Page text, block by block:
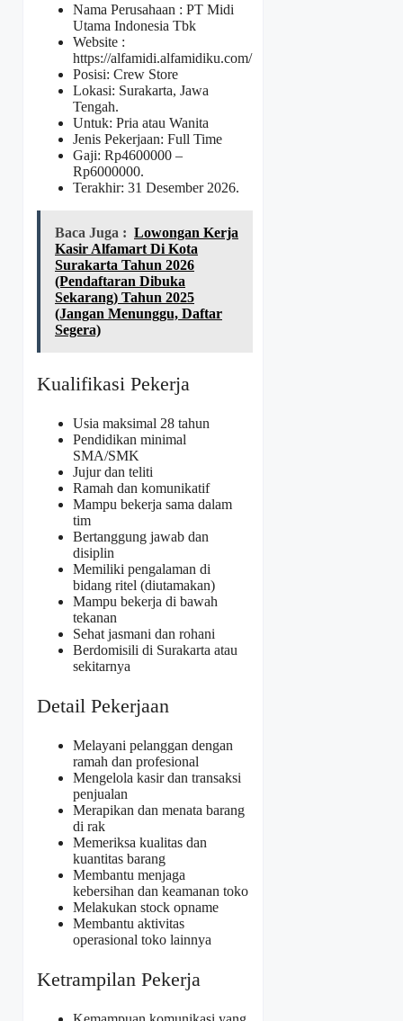
Nama Perusahaan : PT Midi
Utama Indonesia Tbk
Website :
https://alfamidi.alfamidiku.com/
Posisi: Crew Store
Lokasi: Surakarta, Jawa
Tengah.
Untuk: Pria atau Wanita
Jenis Pekerjaan: Full Time
Gaji: Rp4600000 –
Rp6000000.
Terakhir: 31 Desember 2026.
Baca Juga : Lowongan Kerja
Kasir Alfamart Di Kota
Surakarta Tahun 2026
(Pendaftaran Dibuka
Sekarang) Tahun 2025
(Jangan Menunggu, Daftar
Segera)
Kualifikasi Pekerja
Usia maksimal 28 tahun
Pendidikan minimal
SMA/SMK
Jujur dan teliti
Ramah dan komunikatif
Mampu bekerja sama dalam
tim
Bertanggung jawab dan
disiplin
Memiliki pengalaman di
bidang ritel (diutamakan)
Mampu bekerja di bawah
tekanan
Sehat jasmani dan rohani
Berdomisili di Surakarta atau
sekitarnya
Detail Pekerjaan
Melayani pelanggan dengan
ramah dan profesional
Mengelola kasir dan transaksi
penjualan
Merapikan dan menata barang
di rak
Memeriksa kualitas dan
kuantitas barang
Membantu menjaga
kebersihan dan keamanan toko
Melakukan stock opname
Membantu aktivitas
operasional toko lainnya
Ketrampilan Pekerja